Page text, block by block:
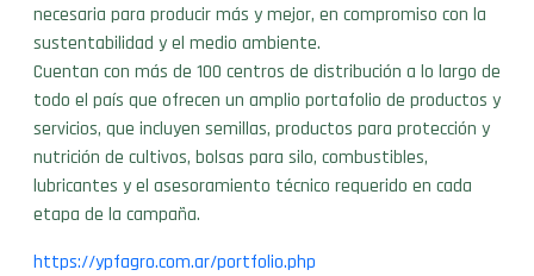
necesaria para producir más y mejor, en compromiso con la
sustentabilidad y el medio ambiente.
Cuentan con más de 100 centros de distribución a lo largo de
todo el país que ofrecen un amplio portafolio de productos y
servicios, que incluyen semillas, productos para protección y
nutrición de cultivos, bolsas para silo, combustibles,
lubricantes y el asesoramiento técnico requerido en cada
etapa de la campaña.
https://ypfagro.com.ar/portfolio.php